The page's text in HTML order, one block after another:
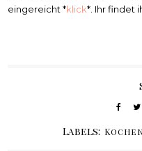
eingereicht *klick*. Ihr findet
Labels: